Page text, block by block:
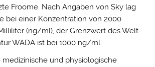
Froome. Nach Angaben von Sky lag
bei einer Konzentration von 2000
(ng/ml), der Grenzwert des Welt-
WADA ist bei 1000 ng/ml.
medizinische und physiologische